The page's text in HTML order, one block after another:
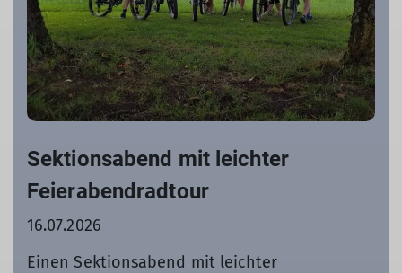
Sektionsabend mit leichter
Feierabendradtour
16.07.2026
Einen Sektionsabend mit leichter